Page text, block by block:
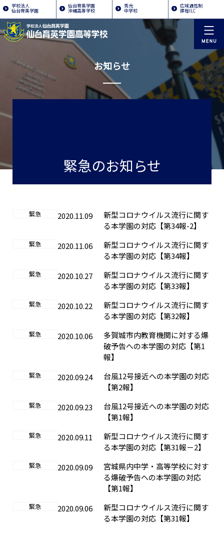
学校法人
仙台育英学園
仙台育英学園
沖縄高等学校
秀光
中学校
広域通信制
課程ILC
お知らせ
緊急のお知らせ
緊急 2020.11.09
新型コロナウイルス流行に関す
る本学園の対応【第34報-2】
緊急 2020.11.06
新型コロナウイルス流行に関す
る本学園の対応【第34報】
緊急 2020.10.27
新型コロナウイルス流行に関す
る本学園の対応【第33報】
緊急 2020.10.22
新型コロナウイルス流行に関す
る本学園の対応【第32報】
緊急 2020.10.06
多賀城市内教育機関に対する爆
破予告への本学園の対応【第1
報】
緊急 2020.09.24
台風12号接近への本学園の対応
【第2報】
緊急 2020.09.23
台風12号接近への本学園の対応
【第1報】
緊急 2020.09.11
新型コロナウイルス流行に関す
る本学園の対応【第31報－2】
緊急 2020.09.09
宮城県内中学・高等学校に対す
る爆破予告への本学園の対応
【第1報】
緊急 2020.09.06
新型コロナウイルス流行に関す
る本学園の対応【第31報】